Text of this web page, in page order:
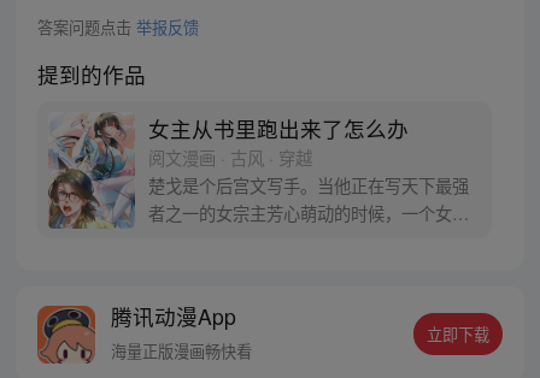
答案问题点击 举报反馈
提到的作品
女主从书里跑出来了怎么办
阅文漫画 · 古风 · 穿越
楚戈是个后宫文写手。当他正在写天下最强
者之一的女宗主芳心萌动的时候，一个女人
腾讯动漫App
海量正版漫画畅快看
立即下载